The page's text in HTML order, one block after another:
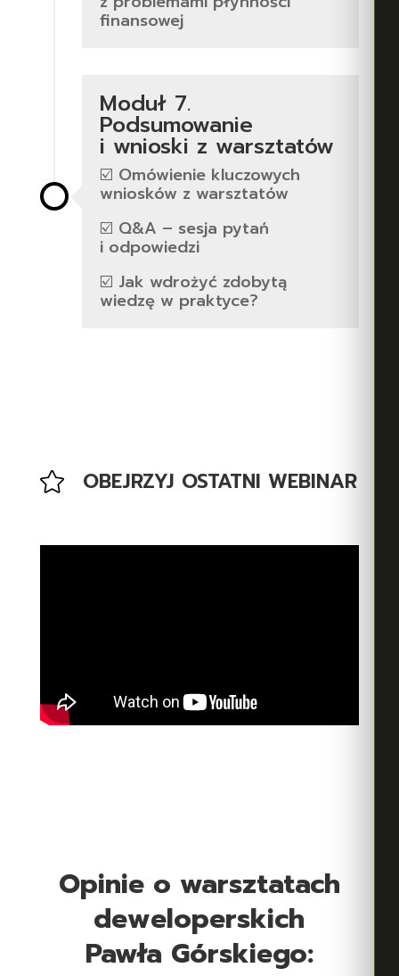
finansowej
Moduł 7.
Podsumowanie
i wnioski z warsztatów
☑️ Omówienie kluczowych
wniosków z warsztatów
☑️ Q&A – sesja pytań
i odpowiedzi
☑️ Jak wdrożyć zdobytą
wiedzę w praktyce?
 OBEJRZYJ OSTATNI WEBINAR
Opinie o warsztatach
deweloperskich
Pawła Górskiego: